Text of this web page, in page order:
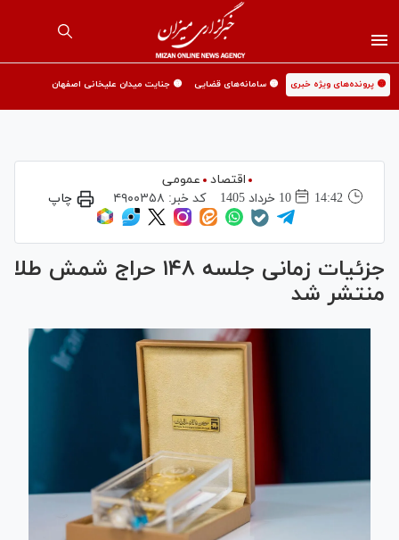
🟡 پرونده‌های ویژه خبری 🟡 سامانه‌های قضایی 🟡 جنایت میدان علیخانی اصفهان
اقتصاد
عمومی
14:42
10 خرداد 1405 کد خبر: ۴۹۰۰۳۵۸ چاپ
جزئیات زمانی جلسه ۱۴۸ حراج شمش طلا
منتشر شد